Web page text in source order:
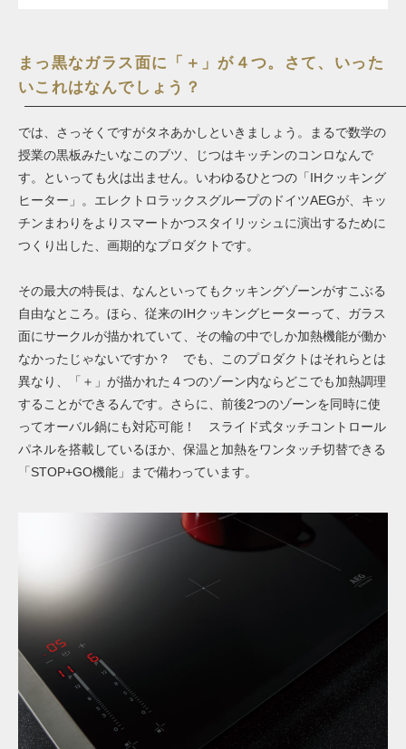
まっ黒なガラス面に「＋」が４つ。さて、いった
いこれはなんでしょう？
では、さっそくですがタネあかしといきましょう。まるで数学の
授業の黒板みたいなこのブツ、じつはキッチンのコンロなんで
す。といっても火は出ません。いわゆるひとつの「IHクッキング
ヒーター」。エレクトロラックスグループのドイツAEGが、キッ
チンまわりをよりスマートかつスタイリッシュに演出するために
つくり出した、画期的なプロダクトです。
その最大の特長は、なんといってもクッキングゾーンがすこぶる
自由なところ。ほら、従来のIHクッキングヒーターって、ガラス
面にサークルが描かれていて、その輪の中でしか加熱機能が働か
なかったじゃないですか？ でも、このプロダクトはそれらとは
異なり、「＋」が描かれた４つのゾーン内ならどこでも加熱調理
することができるんです。さらに、前後2つのゾーンを同時に使
ってオーバル鍋にも対応可能！ スライド式タッチコントロール
パネルを搭載しているほか、保温と加熱をワンタッチ切替できる
「STOP+GO機能」まで備わっています。